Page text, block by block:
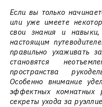
Если вы только
или уже имеете
свои знания и
настоящим
правильно ухаживать
становятся
пространства
Особенно внимание
эффектных комнатных
секреты ухода за